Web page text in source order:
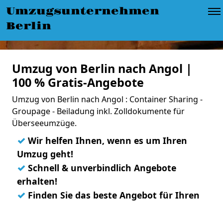
Umzugsunternehmen
Berlin
Umzug von Berlin nach Angol |
100 % Gratis-Angebote
Umzug von Berlin nach Angol : Container Sharing -
Groupage - Beiladung inkl. Zolldokumente für
Überseeumzüge.
✓ Wir helfen Ihnen, wenn es um Ihren
Umzug geht!
✓ Schnell & unverbindlich Angebote
erhalten!
✓ Finden Sie das beste Angebot für Ihren